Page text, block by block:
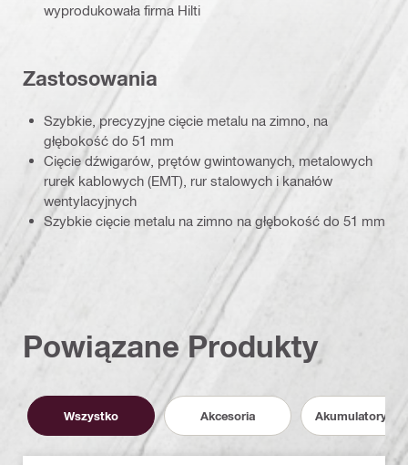
wyprodukowała firma Hilti
Zastosowania
Szybkie, precyzyjne cięcie metalu na zimno, na
głębokość do 51 mm
Cięcie dźwigarów, prętów gwintowanych, metalowych
rurek kablowych (EMT), rur stalowych i kanałów
wentylacyjnych
Szybkie cięcie metalu na zimno na głębokość do 51 mm
Powiązane Produkty
Wszystko Akcesoria Akumulatory i